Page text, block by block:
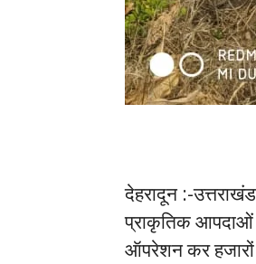
देहरादून :-
प्राकृतिक
ऑपरेशन कर